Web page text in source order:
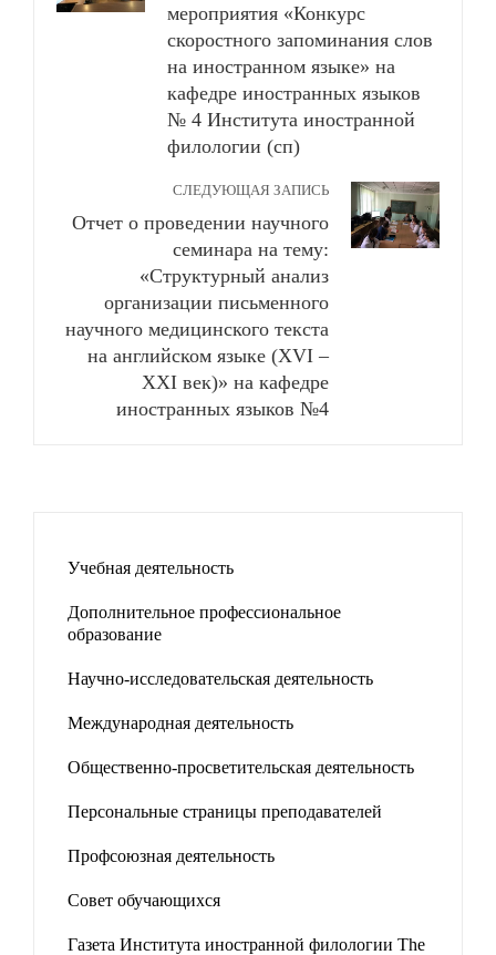
мероприятия «Конкурс
скоростного запоминания слов
на иностранном языке» на
кафедре иностранных языков
№ 4 Института иностранной
филологии (сп)
СЛЕДУЮЩАЯ ЗАПИСЬ
Отчет о проведении научного
семинара на тему:
«Структурный анализ
организации письменного
научного медицинского текста
на английском языке (XVI –
XXI век)» на кафедре
иностранных языков №4
Учебная деятельность
Дополнительное профессиональное
образование
Научно-исследовательская деятельность
Международная деятельность
Общественно-просветительская деятельность
Персональные страницы преподавателей
Профсоюзная деятельность
Совет обучающихся
Газета Института иностранной филологии The